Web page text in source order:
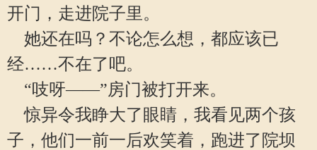
开门，走进院子里。
她还在吗？不论怎么想，都应该已
经……不在了吧。
“吱呀——”房门被打开来。
惊异令我睁大了眼睛，我看见两个孩
子，他们一前一后欢笑着，跑进了院坝